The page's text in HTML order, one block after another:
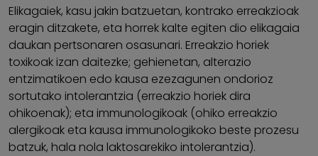
Elikagaiek, kasu jakin batzuetan, kontrako erreakzioak
eragin ditzakete, eta horrek kalte egiten dio elikagaia
daukan pertsonaren osasunari. Erreakzio horiek
toxikoak izan daitezke; gehienetan, alterazio
entzimatikoen edo kausa ezezagunen ondorioz
sortutako intolerantzia (erreakzio horiek dira
ohikoenak); eta immunologikoak (ohiko erreakzio
alergikoak eta kausa immunologikoko beste prozesu
batzuk, hala nola laktosarekiko intolerantzia).